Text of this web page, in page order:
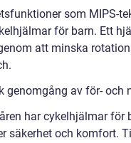
som MIPS-
för barn. Ett
att minska
genomgång av för- och
har cykelhjälmar
säkerhet och komfort.